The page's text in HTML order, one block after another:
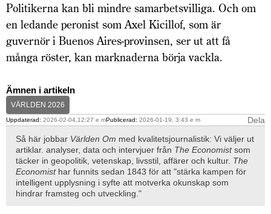
Politikerna kan bli mindre samarbetsvilliga. Och om
en ledande peronist som Axel Kicillof, som är
guvernör i Buenos Aires-provinsen, ser ut att få
många röster, kan marknaderna börja vackla.
Ämnen i artikeln
VÄRLDEN 2026
Uppdaterad: 2026-02-04,12:27 e mPublicerad: 2026-01-19, 3:43 e m
Dela
Så här jobbar Världen Om med kvalitetsjournalistik: Vi väljer ut
artiklar. analyser, data och intervjuer från The Economistsom
täcker in geopolitik, vetenskap, livsstil, affärer och kultur. The
Economisthar funnits sedan 1843 för att "stärka kampen för
intelligent upplysning i syfte att motverka okunskap som
hindrar framsteg och utveckling."